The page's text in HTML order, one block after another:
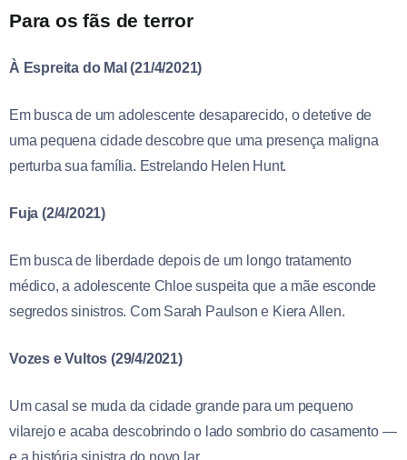
Para os fãs de terror
À Espreita do Mal (21/4/2021)
Em busca de um adolescente desaparecido, o detetive de
uma pequena cidade descobre que uma presença maligna
perturba sua família. Estrelando Helen Hunt.
Fuja (2/4/2021)
Em busca de liberdade depois de um longo tratamento
médico, a adolescente Chloe suspeita que a mãe esconde
segredos sinistros. Com Sarah Paulson e Kiera Allen.
Vozes e Vultos (29/4/2021)
Um casal se muda da cidade grande para um pequeno
vilarejo e acaba descobrindo o lado sombrio do casamento —